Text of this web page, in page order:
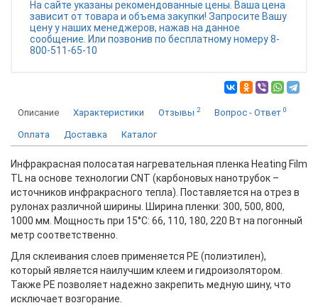
На сайте указаны рекомендованные цены. Ваша цена
зависит от товара и объема закупки! Запросите Вашу
цену у наших менеджеров, нажав на данное
сообщение. Или позвонив по бесплатному номеру 8-
800-511-65-10
Описание Характеристики Отзывы 2 Вопрос - Ответ 0
Оплата Доставка Каталог
Инфракрасная полосатая нагревательная пленка Heating Film
TL на основе технологии CNT (карбоновых нанотрубок –
источников инфракрасного тепла). Поставляется на отрез в
рулонах различной ширины. Ширина пленки: 300, 500, 800,
1000 мм. Мощность при 15°С: 66, 110, 180, 220 Вт на погонный
метр соответственно.
Для склеивания слоев применяется PE (полиэтилен),
который является наилучшим клеем и гидроизолятором.
Также PE позволяет надежно закрепить медную шину, что
исключает возгорание.